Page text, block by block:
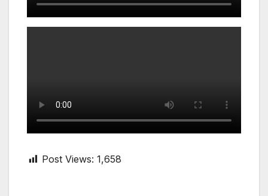
Post Views: 1,658